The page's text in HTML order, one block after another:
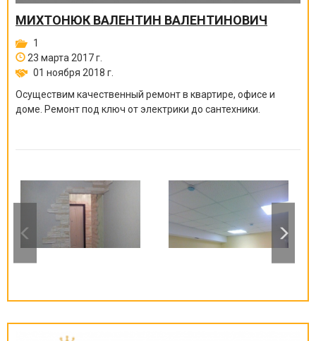
МИХТОНЮК ВАЛЕНТИН ВАЛЕНТИНОВИЧ
1
23 марта 2017 г.
01 ноября 2018 г.
Осуществим качественный ремонт в квартире, офисе и
доме. Ремонт под ключ от электрики до сантехники.